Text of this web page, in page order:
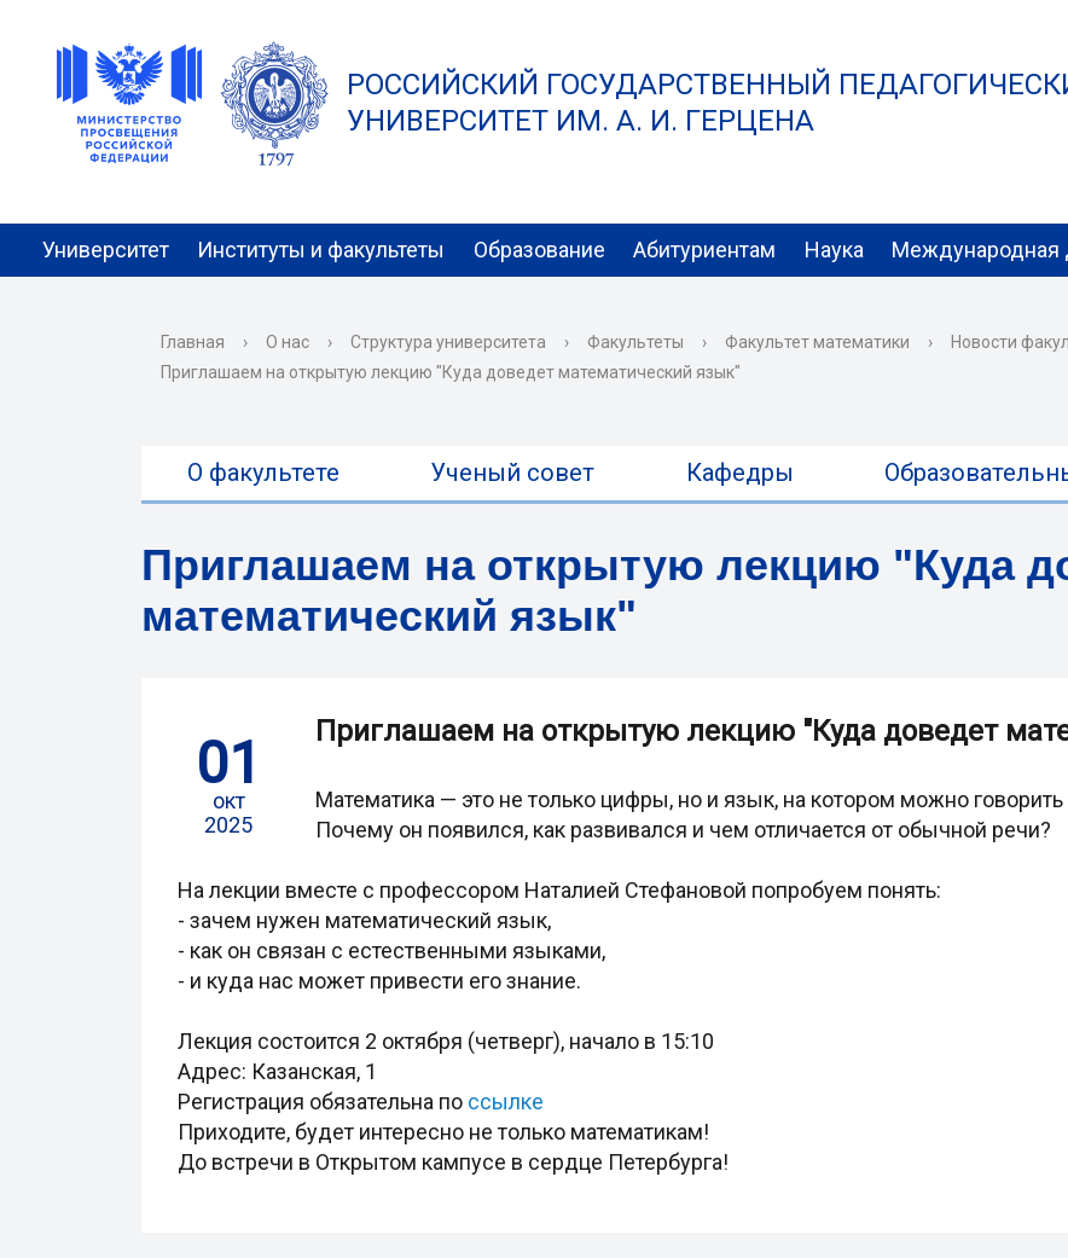
РОССИЙСКИЙ ГОСУДАРСТВЕННЫЙ
УНИВЕРСИТЕТ ИМ. А. И. ГЕРЦЕНА
Университет Институты и факультеты Образование Абитуриентам Наука Международная
Главная › О нас › Структура университета › Факультеты › Факультет математики › Новости
Приглашаем на открытую лекцию "Куда доведет математический язык"
О факультете Ученый совет Кафедры
Приглашаем на открытую лекцию "Куда
математический язык"
01
окт
2025
Приглашаем на открытую лекцию "Куда доведет
Математика — это не только цифры, но и язык, на котором можно
Почему он появился, как развивался и чем отличается от обычной речи?
На лекции вместе с профессором Наталией Стефановой попробуем понять:
- зачем нужен математический язык,
- как он связан с естественными языками,
- и куда нас может привести его знание.
Лекция состоится 2 октября (четверг), начало в 15:10
Адрес: Казанская, 1
Регистрация обязательна по ссылке
Приходите, будет интересно не только математикам!
До встречи в Открытом кампусе в сердце Петербурга!